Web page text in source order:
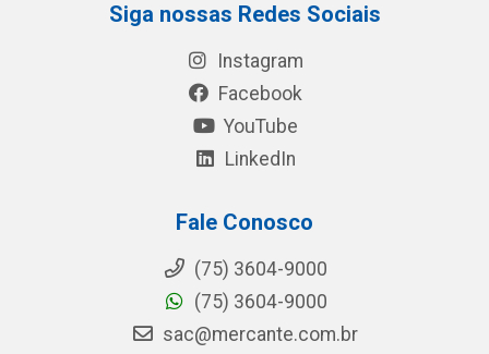
Siga nossas Redes Sociais
Instagram
Facebook
YouTube
LinkedIn
Fale Conosco
(75) 3604-9000
(75) 3604-9000
sac@mercante.com.br